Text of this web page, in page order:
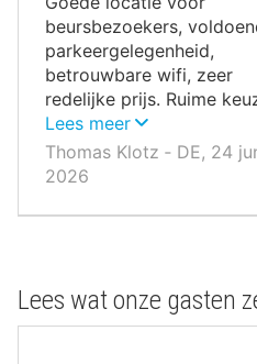
beursbezoekers,
parkeergelegenheid,
betrouwbare wifi, zeer
redelijke prijs. Ruime
bij het ontbijt.
Lees meer
Thomas Klotz ‐ DE, 24
2026
Lees wat onze gasten